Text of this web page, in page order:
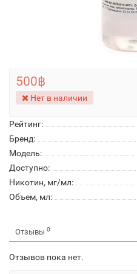
Рейтинг:
Бренд:
Модель:
Доступно:
Никотин, мг/мл:
Объем, мл:
500฿
Нет в наличии
Отзывы 0
Отзывов пока нет.